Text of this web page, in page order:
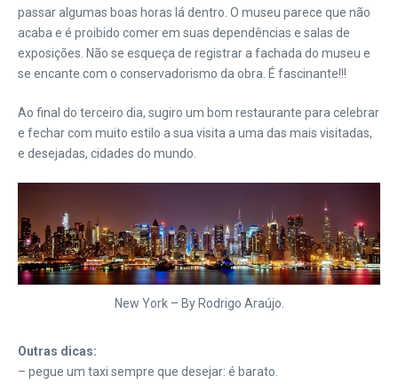
passar algumas boas horas lá dentro. O museu parece que não
acaba e é proibido comer em suas dependências e salas de
exposições. Não se esqueça de registrar a fachada do museu e
se encante com o conservadorismo da obra. É fascinante!!!
Ao final do terceiro dia, sugiro um bom restaurante para celebrar
e fechar com muito estilo a sua visita a uma das mais visitadas,
e desejadas, cidades do mundo.
New York – By Rodrigo Araújo.
Outras dicas:
– pegue um taxi sempre que desejar: é barato.